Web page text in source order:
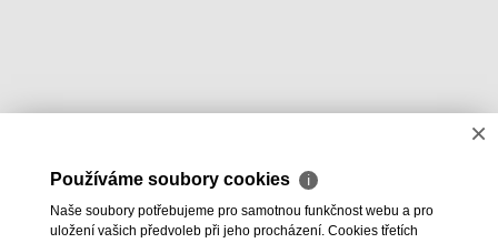
×
Používáme soubory cookies ℹ
Naše soubory potřebujeme pro samotnou funkčnost webu a pro
uložení vašich předvoleb při jeho procházení. Cookies třetích